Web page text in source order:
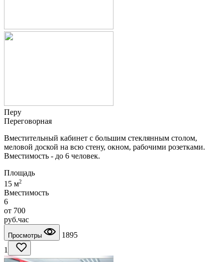
Перу
Переговорная
Вместительный кабинет с большим стеклянным столом,
меловой доской на всю стену, окном, рабочими розетками.
Вместимость - до 6 человек.
Площадь
15 м2
Вместимость
6
от 700
руб.час
Просмотры
1895
1